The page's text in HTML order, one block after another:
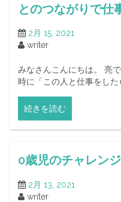
とのつながりで仕
2月 15, 2021
writer
みなさんこんにちは。 亮
時に「この人と仕事をし
続きを読む
0歳児のチャレンジ
2月 13, 2021
writer